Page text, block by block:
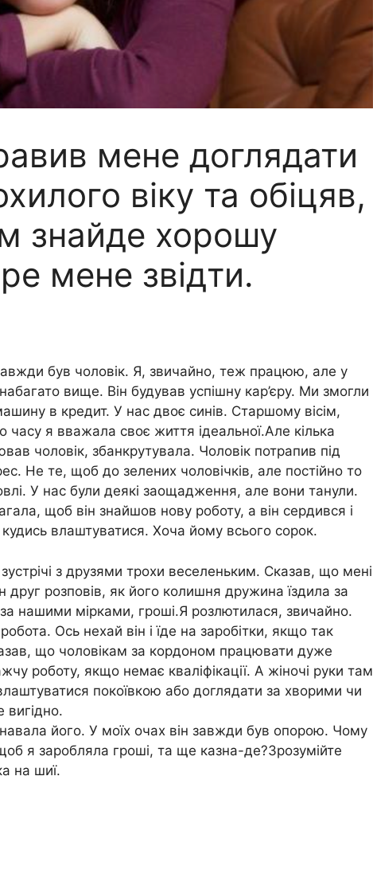
мене доглядати
віку та обіцяв,
знайде хорошу
мене звідти.
був чоловік. Я, звичайно, теж працюю, але у
вище. Він будував успішну кар’єру. Ми змогли
в кредит. У нас двоє синів. Старшому вісім,
я вважала своє життя ідеальної.Але кілька
чоловік, збанкрутувала. Чоловік потрапив під
Не те, щоб до зелених чоловічків, але постійно то
У нас були деякі заощадження, але вони танули.
щоб він знайшов нову роботу, а він сердився і
влаштуватися. Хоча йому всього сорок.
з друзями трохи веселеньким. Сказав, що мені
друг розповів, як його колишня дружина їздила за
нашими мірками, гроші.Я розлютилася, звичайно.
Ось нехай він і їде на заробітки, якщо так
що чоловікам за кордоном працювати дуже
роботу, якщо немає кваліфікації. А жіночі руки там
покоївкою або доглядати за хворими чи
вигідно.
його. У моїх очах він завжди був опорою. Чому
я заробляла гроші, та ще казна-де?Зрозумійте
на шиї.